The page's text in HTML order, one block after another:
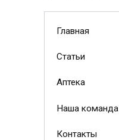
Главная
Статьи
Аптека
Наша команда
Контакты